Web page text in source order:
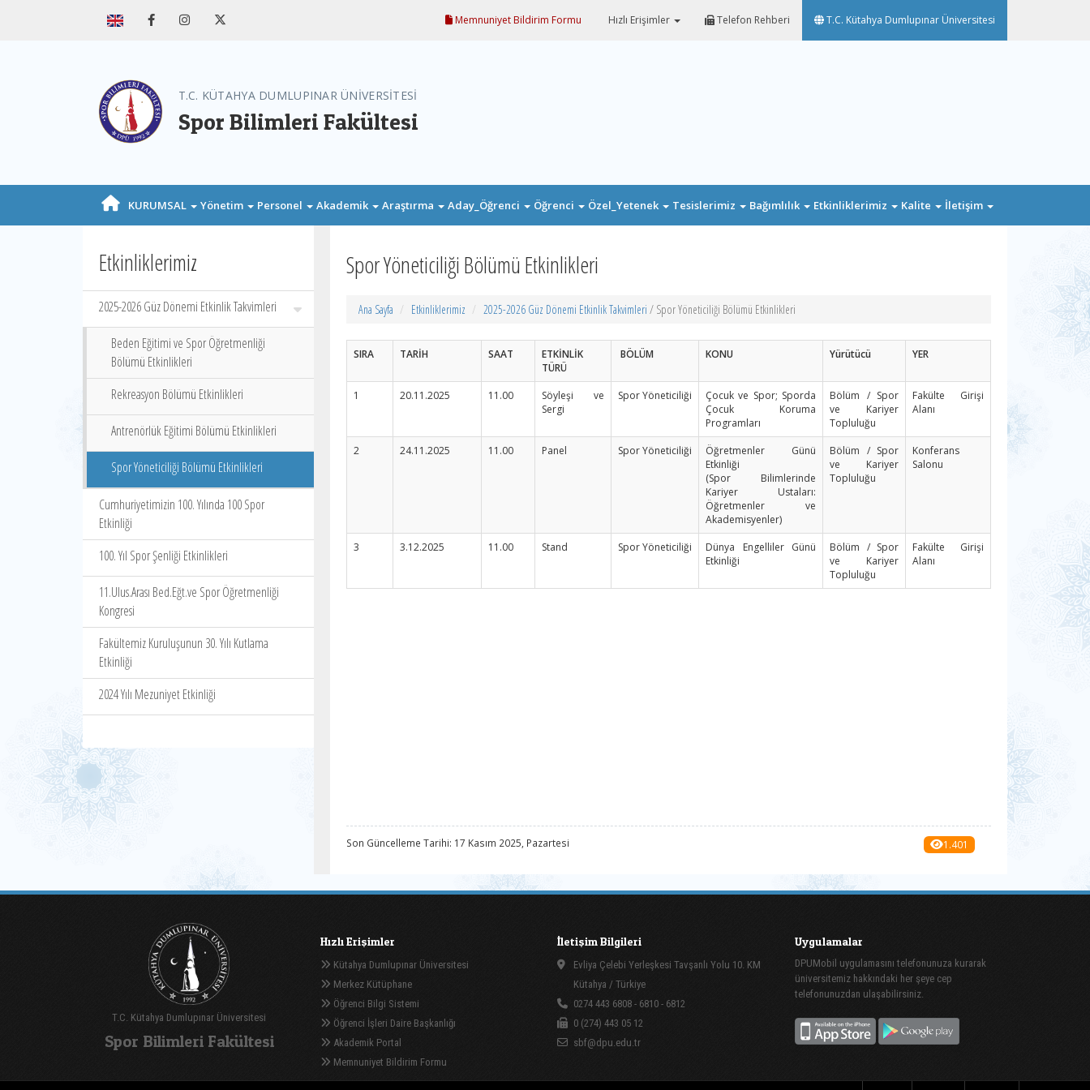
Memnuniyet Bildirim Formu Hızlı Erişimler Telefon Rehberi T.C. Kütahya Dumlupınar Üniversitesi
T.C. KÜTAHYA DUMLUPINAR ÜNİVERSİTESİ
Spor Bilimleri Fakültesi
KURUMSAL Yönetim Personel Akademik Araştırma Aday_Öğrenci Öğrenci Özel_Yetenek Tesislerimiz Bağımlılık Etkinliklerimiz Kalite İletişim
Etkinliklerimiz
2025-2026 Güz Dönemi Etkinlik Takvimleri
Beden Eğitimi ve Spor Öğretmenliği
Bölümü Etkinlikleri
Rekreasyon Bölümü Etkinlikleri
Antrenörlük Eğitimi Bölümü Etkinlikleri
Spor Yöneticiliği Bölümü Etkinlikleri
Cumhuriyetimizin 100. Yılında 100 Spor
Etkinliği
100. Yıl Spor Şenliği Etkinlikleri
11.Ulus.Arası Bed.Eğt.ve Spor Öğretmenliği
Kongresi
Fakültemiz Kuruluşunun 30. Yılı Kutlama
Etkinliği
2024 Yılı Mezuniyet Etkinliği
Spor Yöneticiliği Bölümü Etkinlikleri
Ana Sayfa Etkinliklerimiz 2025-2026 Güz Dönemi Etkinlik Takvimleri / Spor Yöneticiliği Bölümü Etkinlikleri
SIRA TARİH SAAT
ETKİNLİK
TÜRÜ
BÖLÜM KONU Yürütücü YER
1 20.11.2025 11.00
Söyleşi ve
Sergi
Spor Yöneticiliği
Çocuk ve Spor; Sporda
Çocuk Koruma
Programları
Bölüm / Spor
ve Kariyer
Topluluğu
Fakülte Girişi
Alanı
2 24.11.2025 11.00 Panel Spor Yöneticiliği
Öğretmenler Günü
Etkinliği
(Spor Bilimlerinde
Kariyer Ustaları:
Öğretmenler ve
Akademisyenler)
Bölüm / Spor
ve Kariyer
Topluluğu
Konferans
Salonu
3 3.12.2025 11.00 Stand Spor Yöneticiliği
Dünya Engelliler Günü
Etkinliği
Bölüm / Spor
ve Kariyer
Topluluğu
Fakülte Girişi
Alanı
Son Güncelleme Tarihi: 17 Kasım 2025, Pazartesi 1.401
T.C. Kütahya Dumlupınar Üniversitesi
Spor Bilimleri Fakültesi
Hızlı Erişimler
Kütahya Dumlupınar Üniversitesi
Merkez Kütüphane
Öğrenci Bilgi Sistemi
Öğrenci İşleri Daire Başkanlığı
Akademik Portal
Memnuniyet Bildirim Formu
İletişim Bilgileri
Evliya Çelebi Yerleşkesi Tavşanlı Yolu 10. KM
Kütahya / Türkiye
0274 443 6808 - 6810 - 6812
0 (274) 443 05 12
sbf@dpu.edu.tr
Uygulamalar
DPUMobil uygulamasını telefonunuza kurarak
üniversitemiz hakkındaki her şeye cep
telefonunuzdan ulaşabilirsiniz.